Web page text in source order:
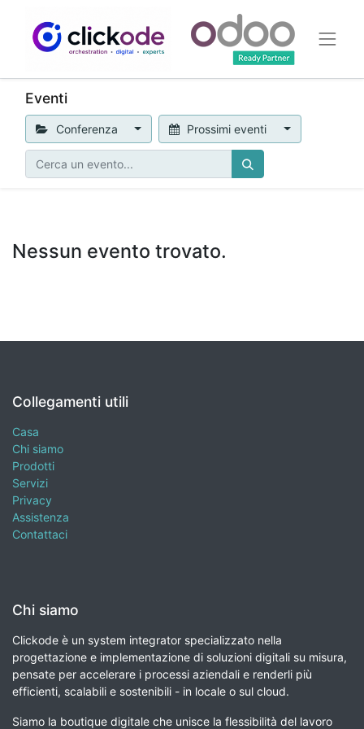
Eventi
Conferenza Prossimi eventi
Nessun evento trovato.
Collegamenti utili
Casa
Chi siamo
Prodotti
Servizi
Privacy
Assistenza
Contattaci
Chi siamo
Clickode è un system integrator specializzato nella
progettazione e implementazione di soluzioni digitali su misura,
pensate per accelerare i processi aziendali e renderli più
efficienti, scalabili e sostenibili - in locale o sul cloud.
Siamo la boutique digitale che unisce la flessibilità del lavoro